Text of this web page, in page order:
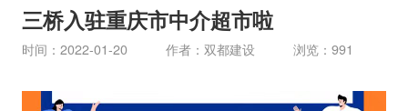
三桥入驻重庆市中介超市啦
时间：2022-01-20 作者：双都建设 浏览：991